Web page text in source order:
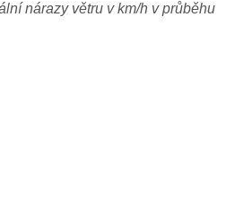
nárazy větru v km/h v průběhu